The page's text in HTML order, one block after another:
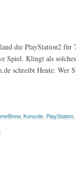
die PlayStation2 für
Klingt als
schreibt Heute:
, Konsole PlayStation